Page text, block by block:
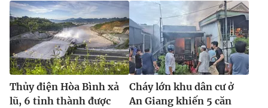
Thủy điện Hòa Bình xả
lũ, 6 tỉnh thành được
Cháy lớn khu dân cư ở
An Giang khiến 5 căn